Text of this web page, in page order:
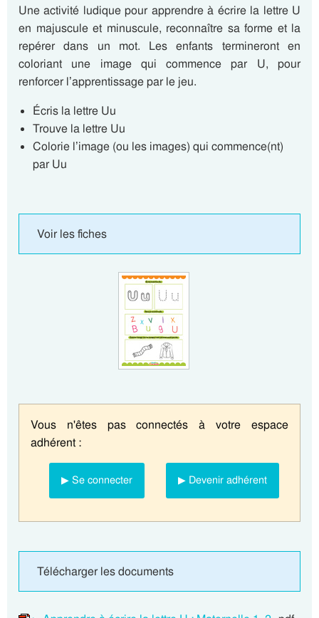
Une activité ludique pour apprendre à écrire la lettre U
en majuscule et minuscule, reconnaître sa forme et la
repérer dans un mot. Les enfants termineront en
coloriant une image qui commence par U, pour
renforcer l’apprentissage par le jeu.
Écris la lettre Uu
Trouve la lettre Uu
Colorie l’image (ou les images) qui commence(nt)
par Uu
Voir les fiches
Vous n'êtes pas connectés à votre espace
adhérent :
▶ Se connecter ▶ Devenir adhérent
Télécharger les documents